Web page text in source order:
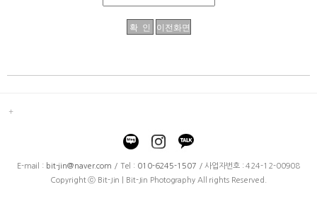
E-mail : bit-jin@naver.com / Tel : 010-6245-1507 / 사업자번호 : 424-12-00908
Copyright ⓒ Bit-Jin | Bit-Jin Photography All rights Reserved.